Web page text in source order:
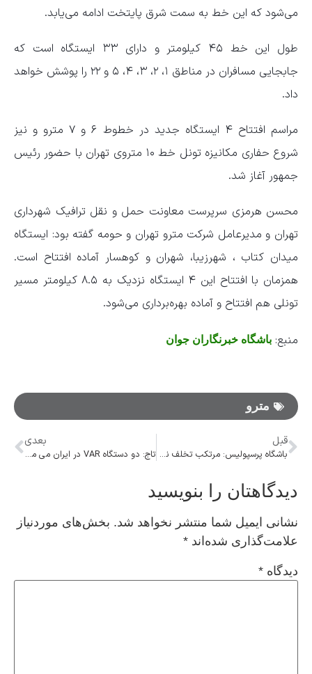
می‌شود که این خط به سمت شرق پایتخت ادامه می‌یابد.
طول این خط ۴۵ کیلومتر و دارای ۳۳ ایستگاه است که
جابجایی مسافران در مناطق ۱، ۲، ۳، ۴، ۵ و ۲۲ را پوشش خواهد
داد.
مراسم افتتاح ۴ ایستگاه جدید در خطوط ۶ و ۷ مترو و نیز
شروع حفاری مکانیزه تونل خط ۱۰ متروی تهران با حضور رئیس
جمهور آغاز شد.
محسن هرمزی سرپرست معاونت حمل و نقل ترافیک شهرداری
تهران و مدیرعامل شرکت مترو تهران و حومه گفته بود:‌ ایستگاه
میدان کتاب ، شهرزیبا، شهران و کوهسار آماده افتتاح است.
همزمان با افتتاح این ۴ ایستگاه نزدیک به ۸.۵ کیلومتر مسیر
تونلی هم افتتاح و آماده بهره‌برداری می‌شود.
منبع: باشگاه خبرنگاران جوان
مترو
قبل
باشگاه پرسپولیس: مرتکب تخلف نشده‌ایم/ به کمیته استیناف شکایت می‌کنیم
بعدی
تاج: دو دستگاه VAR در ایران می مانند
دیدگاهتان را بنویسید
نشانی ایمیل شما منتشر نخواهد شد. بخش‌های موردنیاز
علامت‌گذاری شده‌اند *
دیدگاه *